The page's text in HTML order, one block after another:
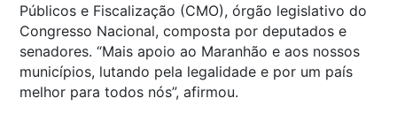
Públicos e Fiscalização (CMO), órgão legislativo do
Congresso Nacional, composta por deputados e
senadores. “Mais apoio ao Maranhão e aos nossos
municípios, lutando pela legalidade e por um país
melhor para todos nós”, afirmou.